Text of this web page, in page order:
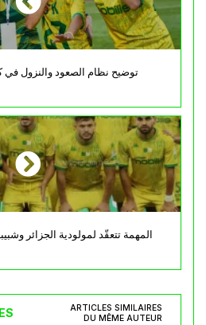
توضيح نظام الصعود والنزول في
المهمة تتعقّد لمولودية الجزائر
ARTICLES SIMILAIRES
DU MÊME AUTEUR